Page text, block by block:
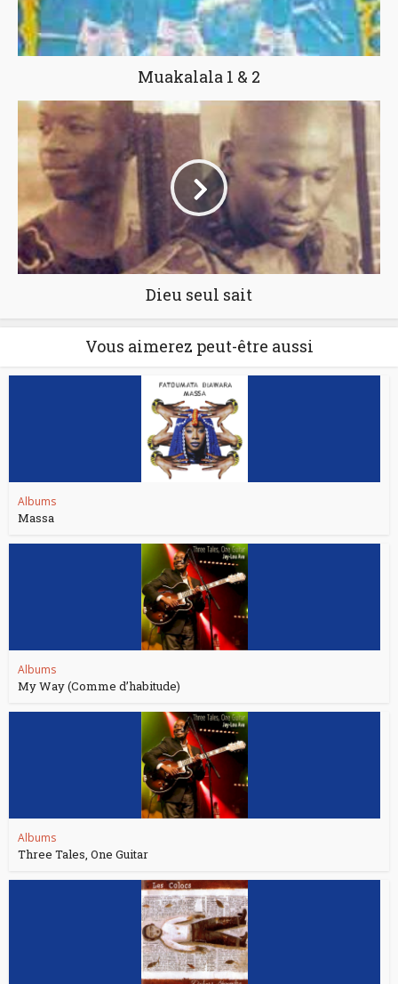
Muakalala 1 & 2
Dieu seul sait
Vous aimerez peut-être aussi
Albums
Massa
Albums
My Way (Comme d’habitude)
Albums
Three Tales, One Guitar